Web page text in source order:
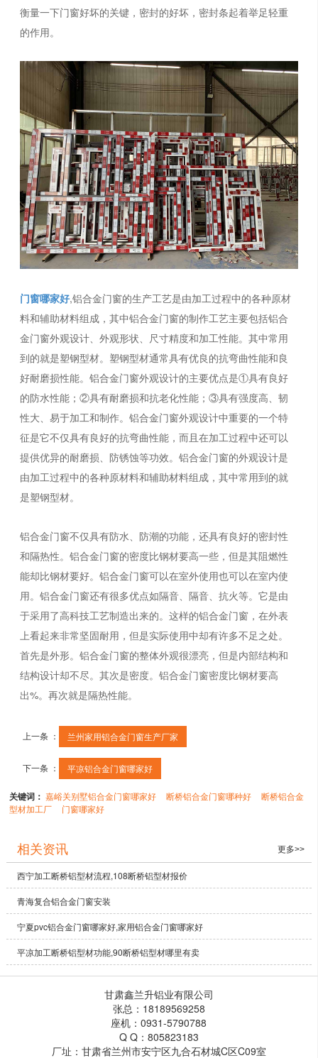
衡量一下门窗好坏的关键，密封的好坏，密封条起着举足轻重
的作用。
门窗哪家好,铝合金门窗的生产工艺是由加工过程中的各种原材
料和辅助材料组成，其中铝合金门窗的制作工艺主要包括铝合
金门窗外观设计、外观形状、尺寸精度和加工性能。其中常用
到的就是塑钢型材。塑钢型材通常具有优良的抗弯曲性能和良
好耐磨损性能。铝合金门窗外观设计的主要优点是①具有良好
的防水性能；②具有耐磨损和抗老化性能；③具有强度高、韧
性大、易于加工和制作。铝合金门窗外观设计中重要的一个特
征是它不仅具有良好的抗弯曲性能，而且在加工过程中还可以
提供优异的耐磨损、防锈蚀等功效。铝合金门窗的外观设计是
由加工过程中的各种原材料和辅助材料组成，其中常用到的就
是塑钢型材。
铝合金门窗不仅具有防水、防潮的功能，还具有良好的密封性
和隔热性。铝合金门窗的密度比钢材要高一些，但是其阻燃性
能却比钢材要好。铝合金门窗可以在室外使用也可以在室内使
用。铝合金门窗还有很多优点如隔音、隔音、抗火等。它是由
于采用了高科技工艺制造出来的。这样的铝合金门窗，在外表
上看起来非常坚固耐用，但是实际使用中却有许多不足之处。
首先是外形。铝合金门窗的整体外观很漂亮，但是内部结构和
结构设计却不尽。其次是密度。铝合金门窗密度比钢材要高
出%。再次就是隔热性能。
上一条 ： 兰州家用铝合金门窗生产厂家
下一条 ： 平凉铝合金门窗哪家好
关键词：嘉峪关别墅铝合金门窗哪家好 断桥铝合金门窗哪种好
断桥铝合金
型材加工厂
门窗哪家好
相关资讯 更多>>
西宁加工断桥铝型材流程,108断桥铝型材报价
青海复合铝合金门窗安装
宁夏pvc铝合金门窗哪家好,家用铝合金门窗哪家好
平凉加工断桥铝型材功能,90断桥铝型材哪里有卖
甘肃鑫兰升铝业有限公司
张总：18189569258
座机：0931-5790788
Q Q：805823183
厂址：甘肃省兰州市安宁区九合石材城C区C09室